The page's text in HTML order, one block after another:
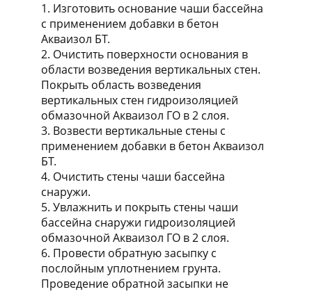
1. Изготовить основание чаши бассейна
с применением добавки в бетон
Акваизол БТ.
2. Очистить поверхности основания в
области возведения вертикальных стен.
Покрыть область возведения
вертикальных стен гидроизоляцией
обмазочной Акваизол ГО в 2 слоя.
3. Возвести вертикальные стены с
применением добавки в бетон Акваизол
БТ.
4. Очистить стены чаши бассейна
снаружи.
5. Увлажнить и покрыть стены чаши
бассейна снаружи гидроизоляцией
обмазочной Акваизол ГО в 2 слоя.
6. Провести обратную засыпку с
послойным уплотнением грунта.
Проведение обратной засыпки не